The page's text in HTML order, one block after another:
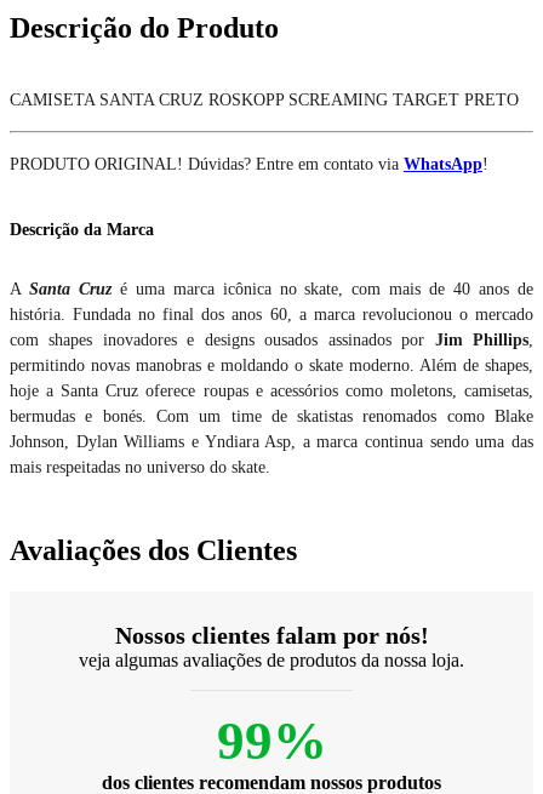
Descrição do Produto
CAMISETA SANTA CRUZ ROSKOPP SCREAMING TARGET PRETO
PRODUTO ORIGINAL! Dúvidas? Entre em contato via WhatsApp!
Descrição da Marca
A Santa Cruzé uma marca icônica no skate, com mais de 40 anos de
história. Fundada no final dos anos 60, a marca revolucionou o mercado
com shapes inovadores e designs ousados assinados por Jim Phillips
permitindo novas manobras e moldando o skate moderno. Além de shapes,
hoje a Santa Cruz oferece roupas e acessórios como moletons, camisetas,
bermudas e bonés. Com um time de skatistas renomados como Blake
Johnson, Dylan Williams e Yndiara Asp, a marca continua sendo uma das
mais respeitadas no universo do skate.
Avaliações dos Clientes
Nossos clientes falam por nós!
veja algumas avaliações de produtos da nossa loja.
99%
dos clientes recomendam nossos produtos